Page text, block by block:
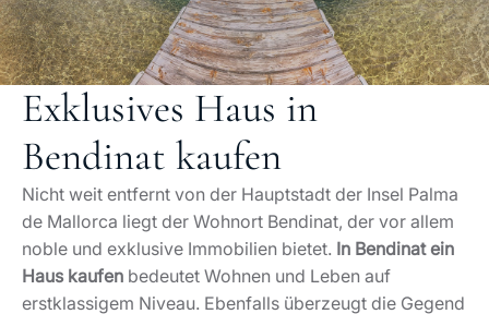
Exklusives Haus in
Bendinat kaufen
Nicht weit entfernt von der Hauptstadt der Insel Palma
de Mallorca liegt der Wohnort Bendinat, der vor allem
noble und exklusive Immobilien bietet. In Bendinat ein
Haus kaufen bedeutet Wohnen und Leben auf
erstklassigem Niveau. Ebenfalls überzeugt die Gegend